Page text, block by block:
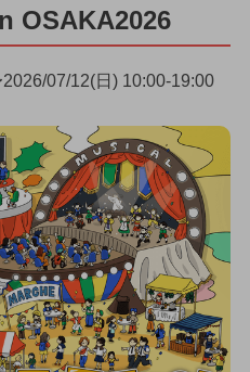
OSAKA2026
07/12(日) 10:00-19:00